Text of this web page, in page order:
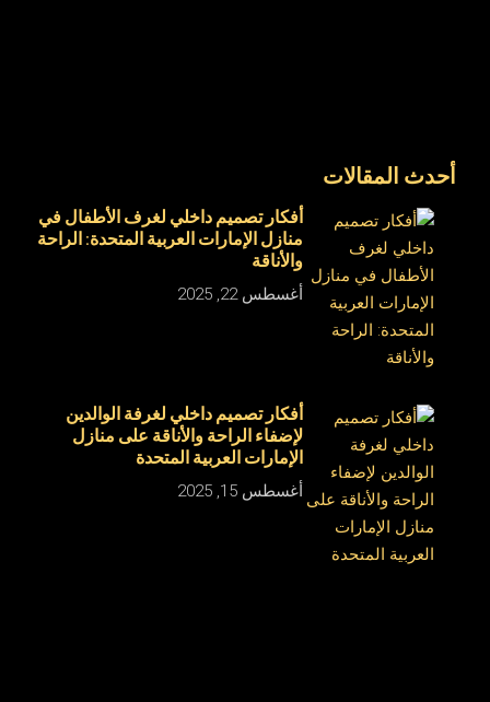
أحدث المقالات
أفكار تصميم داخلي لغرف الأطفال في
منازل الإمارات العربية المتحدة: الراحة
والأناقة
أغسطس 22, 2025
أفكار تصميم داخلي لغرفة الوالدين
لإضفاء الراحة والأناقة على منازل
الإمارات العربية المتحدة
أغسطس 15, 2025